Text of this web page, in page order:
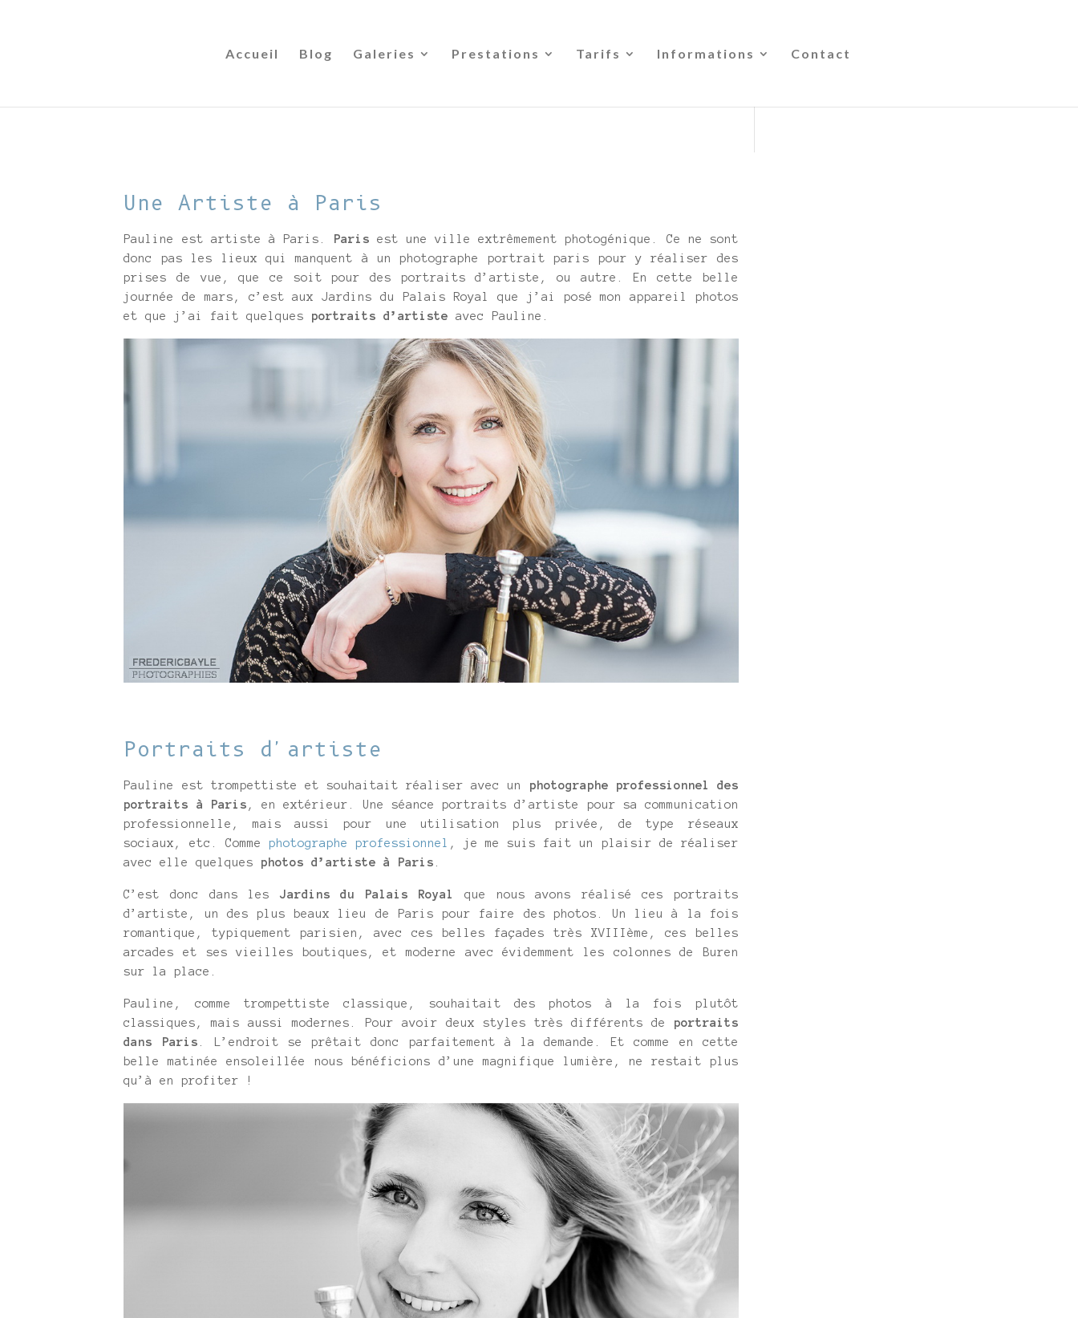
Accueil Blog Galeries Prestations Tarifs Informations Contact
Une Artiste à Paris
Pauline est artiste à Paris. Paris est une ville extrêmement photogénique. Ce ne sont
donc pas les lieux qui manquent à un photographe portrait paris pour y réaliser des
prises de vue, que ce soit pour des portraits d’artiste, ou autre. En cette belle
journée de mars, c’est aux Jardins du Palais Royal que j’ai posé mon appareil photos
et que j’ai fait quelques portraits d’artiste avec Pauline.
Portraits d'artiste
Pauline est trompettiste et souhaitait réaliser avec un photographe professionnel des
portraits à Paris , en extérieur. Une séance portraits d’artiste pour sa communication
professionnelle, mais aussi pour une utilisation plus privée, de type réseaux
sociaux, etc. Comme photographe professionnel , je me suis fait un plaisir de réaliser
avec elle quelques photos d’artiste à Paris .
C’est donc dans les Jardins du Palais Royal
que nous avons réalisé ces portraits
d’artiste, un des plus beaux lieu de Paris pour faire des photos. Un lieu à la fois
romantique, typiquement parisien, avec ces belles façades très XVIIIème, ces belles
arcades et ses vieilles boutiques, et moderne avec évidemment les colonnes de Buren
sur la place.
Pauline, comme trompettiste classique, souhaitait des photos à la fois plutôt
classiques, mais aussi modernes. Pour avoir deux styles très différents de portraits
dans Paris . L’endroit se prêtait donc parfaitement à la demande. Et comme en cette
belle matinée ensoleillée nous bénéficions d’une magnifique lumière, ne restait plus
qu’à en profiter !